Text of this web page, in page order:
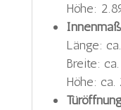
Höhe:
Länge:
Breite:
Höhe: ca.